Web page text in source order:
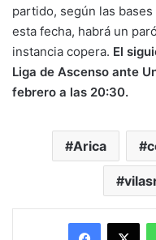
partido, según las
esta fecha, habrá un
instancia copera. El
Liga de Ascenso ante
febrero a las 20:30.
Arica
Facebook
X